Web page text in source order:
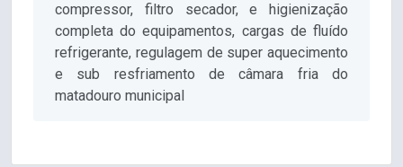
compressor, filtro secador, e higienização
completa do equipamentos, cargas de fluído
refrigerante, regulagem de super aquecimento
e sub resfriamento de câmara fria do
matadouro municipal